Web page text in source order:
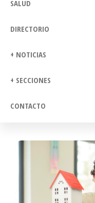
SALUD
DIRECTORIO
+ NOTICIAS
+ SECCIONES
CONTACTO